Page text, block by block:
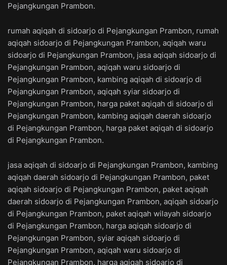
Pejangkungan Prambon.
rumah aqiqah di sidoarjo di Pejangkungan Prambon, rumah
aqiqah sidoarjo di Pejangkungan Prambon, aqiqah waru
sidoarjo di Pejangkungan Prambon, jasa aqiqah sidoarjo di
Pejangkungan Prambon, aqiqah waru sidoarjo di
Pejangkungan Prambon, kambing aqiqah di sidoarjo di
Pejangkungan Prambon, aqiqah syiar sidoarjo di
Pejangkungan Prambon, harga paket aqiqah di sidoarjo di
Pejangkungan Prambon, kambing aqiqah daerah sidoarjo
di Pejangkungan Prambon, harga paket aqiqah di sidoarjo
di Pejangkungan Prambon.
jasa aqiqah di sidoarjo di Pejangkungan Prambon, kambing
aqiqah daerah sidoarjo di Pejangkungan Prambon, paket
aqiqah sidoarjo di Pejangkungan Prambon, paket aqiqah
daerah sidoarjo di Pejangkungan Prambon, aqiqah sidoarjo
di Pejangkungan Prambon, paket aqiqah wilayah sidoarjo
di Pejangkungan Prambon, harga aqiqah sidoarjo di
Pejangkungan Prambon, syiar aqiqah sidoarjo di
Pejangkungan Prambon, aqiqah waru sidoarjo di
Pejangkungan Prambon, harga aqiqah sidoarjo di